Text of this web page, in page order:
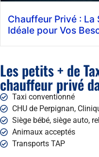
Chauffeur Privé :
Idéale pour Vos
Les petits + de
chauffeur privé
Taxi conventionné
CHU de Perpignan,
Siège bébé, siège auto,
Animaux acceptés
Transports TAP